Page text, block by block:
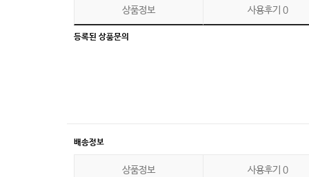
상품정보 사용후기0
등록된 상품문의
배송정보
상품정보 사용후기0